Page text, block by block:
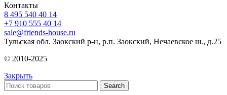
Контакты
8 495 540 40 14
+7 910 555 40 14
sale@friends-house.ru
Тульская обл. Заокский р-н, р.п. Заокский, Нечаевское ш., д.25
© 2010-2025
Закрыть
Search